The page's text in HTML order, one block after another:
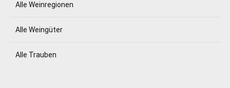
Alle Weinregionen
Alle Weingüter
Alle Trauben